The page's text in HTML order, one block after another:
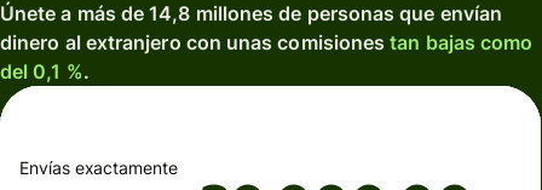
Únete a más de 14,8 millones de personas que envían
dinero al extranjero con unas comisionestan bajas como
del 0,1 %.
Envías exactamente